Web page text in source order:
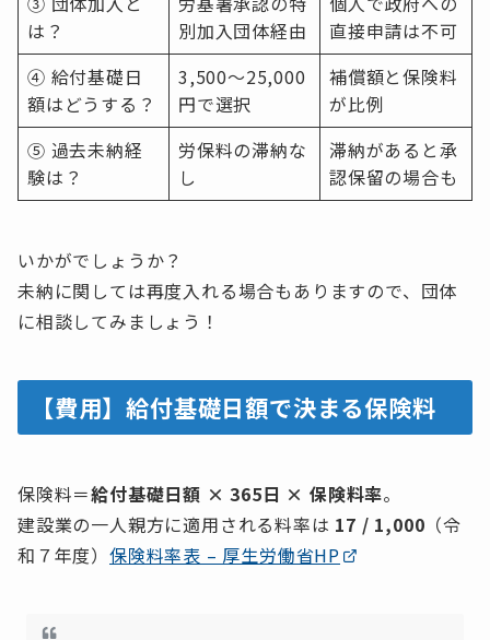
は？
別加入団体経由
直接申請は不可
④ 給付基礎日
額はどうする？
3,500〜25,000
円で選択
補償額と保険料
が比例
⑤ 過去未納経
験は？
労保料の滞納な
し
滞納があると承
認保留の場合も
いかがでしょうか？
未納に関しては再度入れる場合もありますので、団体
に相談してみましょう！
【費用】給付基礎日額で決まる保険料
保険料＝給付基礎日額 × 365日 × 保険料率。
建設業の一人親方に適用される料率は 17 / 1,000 （令
和７年度） 保険料率表 – 厚生労働省HP